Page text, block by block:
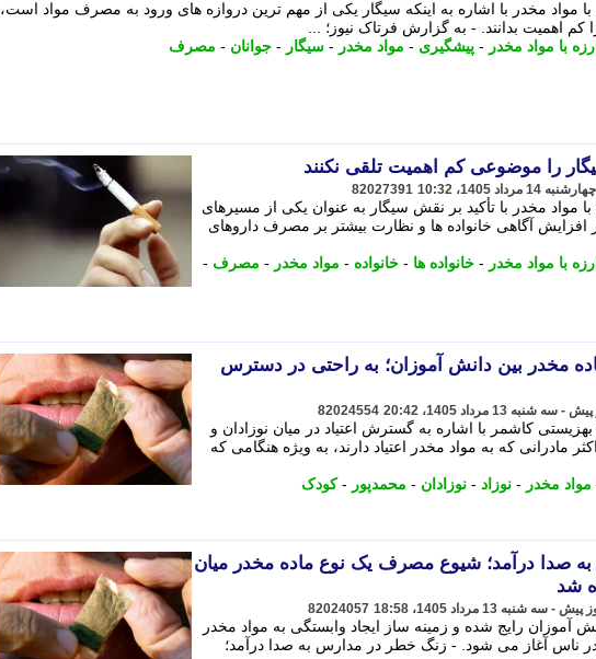
مواد مخدر با اشاره به اینکه سیگار یکی از مهم ترین دروازه های ورود به مصرف مواد است،
کم اهمیت بدانند. - به گزارش فرتاک نیوز؛ ...
با مواد مخدر - پیشگیری - مواد مخدر - سیگار - جوانان - مصرف
را موضوعی کم اهمیت تلقی نکنند
82027391
مواد مخدر با تأکید بر نقش سیگار به عنوان یکی از مسیرهای
آگاهی خانواده ها و نظارت بیشتر بر مصرف داروهای
با مواد مخدر - خانواده ها - خانواده - مواد مخدر - مصرف -
مخدر بین دانش آموزان؛ به راحتی در دسترس
82024554
کاشمر با اشاره به گسترش اعتیاد در میان نوزادان و
مادرانی که به مواد مخدر اعتیاد دارند، به ویژه هنگامی که
مواد مخدر - نوزاد - نوزادان - محمدپور -کودک
صدا درآمد؛ شیوع مصرف یک نوع ماده مخدر میان
شد
82024057
آموزان رایج شده و زمینه ساز ایجاد وابستگی به مواد مخدر
ناس آغاز می شود. - زنگ خطر در مدارس به صدا درآمد؛